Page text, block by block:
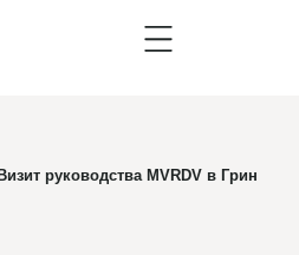
Визит руководства MVRDV в Грин